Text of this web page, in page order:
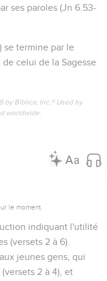
ses paroles (Jn 6.53-
se termine par le
celui de la Sagesse
by Biblica, Inc.® Used by
worldwide.
le moment.
indiquant l'utilité
(versets 2 à 6).
jeunes gens, qui
2 à 4), et